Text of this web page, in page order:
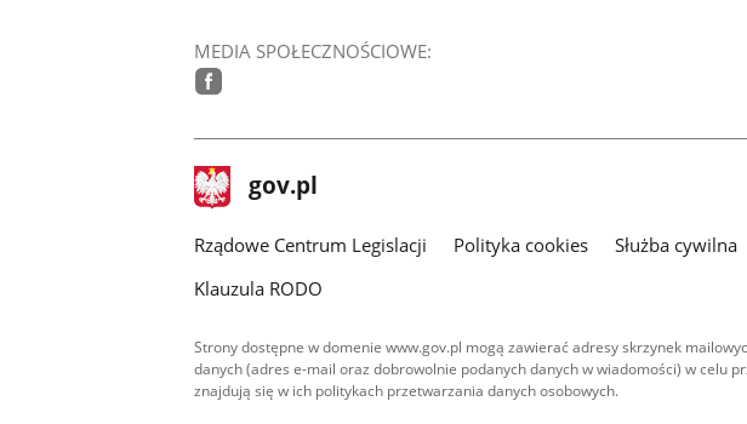
MEDIA SPOŁECZNOŚCIOWE:
stopka
gov.pl Strona
gov.pl
Rządowe Centrum Legislacji Polityka cookies Służba cywilna
Klauzula RODO
Strony dostępne w domenie www.gov.pl mogą zawierać adresy skrzynek
danych (adres e-mail oraz dobrowolnie podanych danych w wiadomości) w celu
znajdują się w ich politykach przetwarzania danych osobowych.